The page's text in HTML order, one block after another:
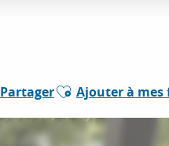
PartagerAjouter aux favoris
Ajouter à mes